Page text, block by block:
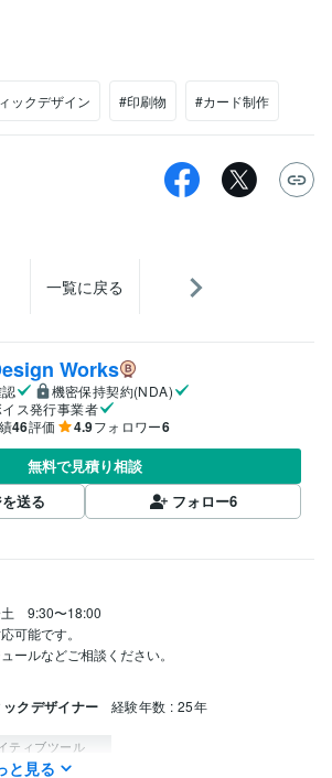
ックデザイン #印刷物 #カード制作
一覧に戻る
Works
機密保持契約(NDA)
ス発行事業者
46評価 4.9フォロワー6
無料で見積り相談
送る
フォロー6
　9:30〜18:00
可能です。
ールなどご相談ください。
クデザイナー 経験年数 : 25年
ティブツール
Adobe Illustrator:27年
と見る